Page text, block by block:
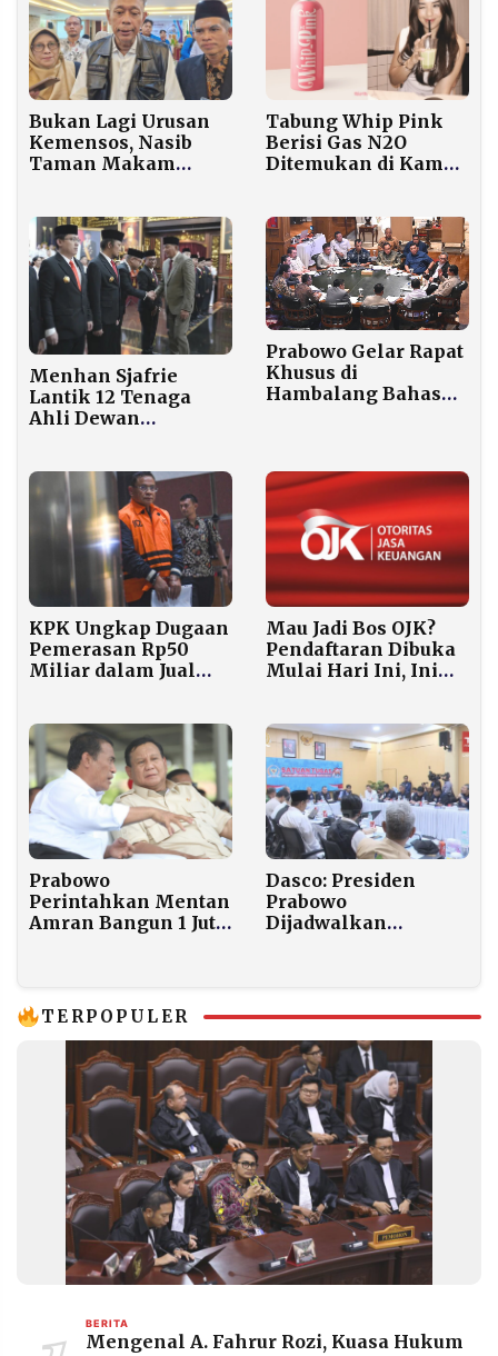
Bukan Lagi Urusan
Kemensos, Nasib
Taman Makam
Tabung Whip Pink
Berisi Gas N2O
Ditemukan di Kamar
Menhan Sjafrie
Lantik 12 Tenaga
Ahli Dewan
Letto dan Anak
Hotman Paris
Prabowo Gelar Rapat
Khusus di
Hambalang Bahas
KPK Ungkap Dugaan
Pemerasan Rp50
Miliar dalam Jual
Mau Jadi Bos OJK?
Pendaftaran Dibuka
Mulai Hari Ini, Ini
Prabowo
Perintahkan Mentan
Amran Bangun 1 Juta
Dasco: Presiden
Prabowo
Dijadwalkan
TERPOPULER
BERITA
Mengenal A. Fahrur Rozi, Kuasa Hukum